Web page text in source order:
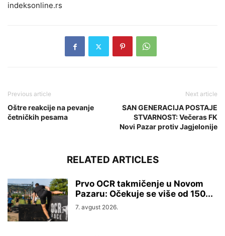
indeksonline.rs
Previous article
Oštre reakcije na pevanje
četničkih pesama
Next article
SAN GENERACIJA POSTAJE
STVARNOST: Večeras FK
Novi Pazar protiv Jagjelonije
RELATED ARTICLES
Prvo OCR takmičenje u Novom
Pazaru: Očekuje se više od 150...
7. avgust 2026.